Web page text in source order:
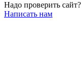
Надо проверить сайт?
Написать нам